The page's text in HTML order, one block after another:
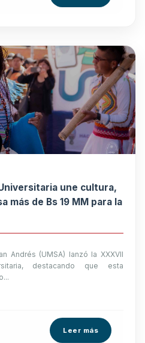
une cultura,
más de Bs 19 MM para la
Andrés (UMSA) lanzó la XXXVII
destacando que esta
Leer más